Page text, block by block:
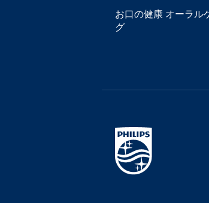
お口の健康 オーラル
グ